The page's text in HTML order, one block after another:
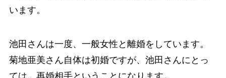
います。
池田さんは一度、一般女性と離婚をしています。
菊地亜美さん自体は初婚ですが、池田さんにとっ
ては、再婚相手ということになります。